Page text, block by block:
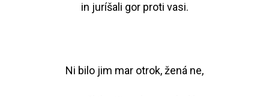
in juríšali gor proti vasi.
Ni bilo jim mar otrok, žená ne,